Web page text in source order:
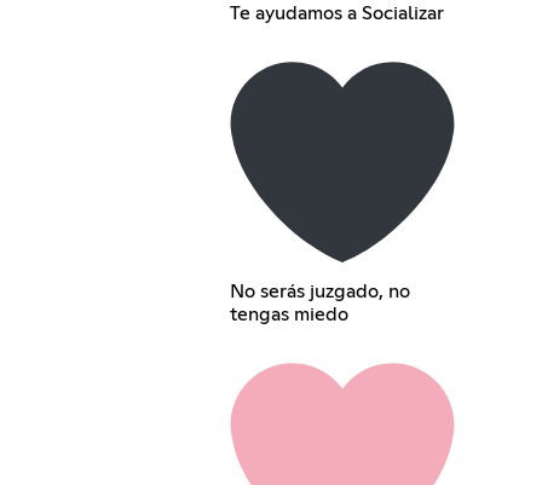
Te ayudamos a Socializar
No serás juzgado, no
tengas miedo